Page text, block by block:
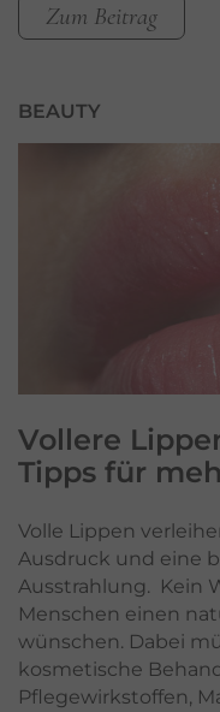
Zum Beitrag
BEAUTY
Vollere
Tipps für
Volle Lippen
Ausdruck und eine
Ausstrahlung. Kein
Menschen einen
wünschen. Dabei
kosmetische
Pflegewirkstoffen,